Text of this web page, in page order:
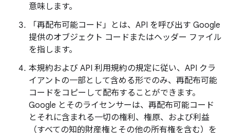
意味します。
「再配布可能コード」とは、API を呼び出す Google
提供のオブジェクト コードまたはヘッダー ファイル
を指します。
本規約および API 利用規約の規定に従い、API クラ
イアントの一部として含める形でのみ、再配布可能
コードをコピーして配布することができます。
Google とそのライセンサーは、再配布可能コード
とそれに含まれる一切の権利、権原、および利益
（すべての知的財産権とその他の所有権を含む）を